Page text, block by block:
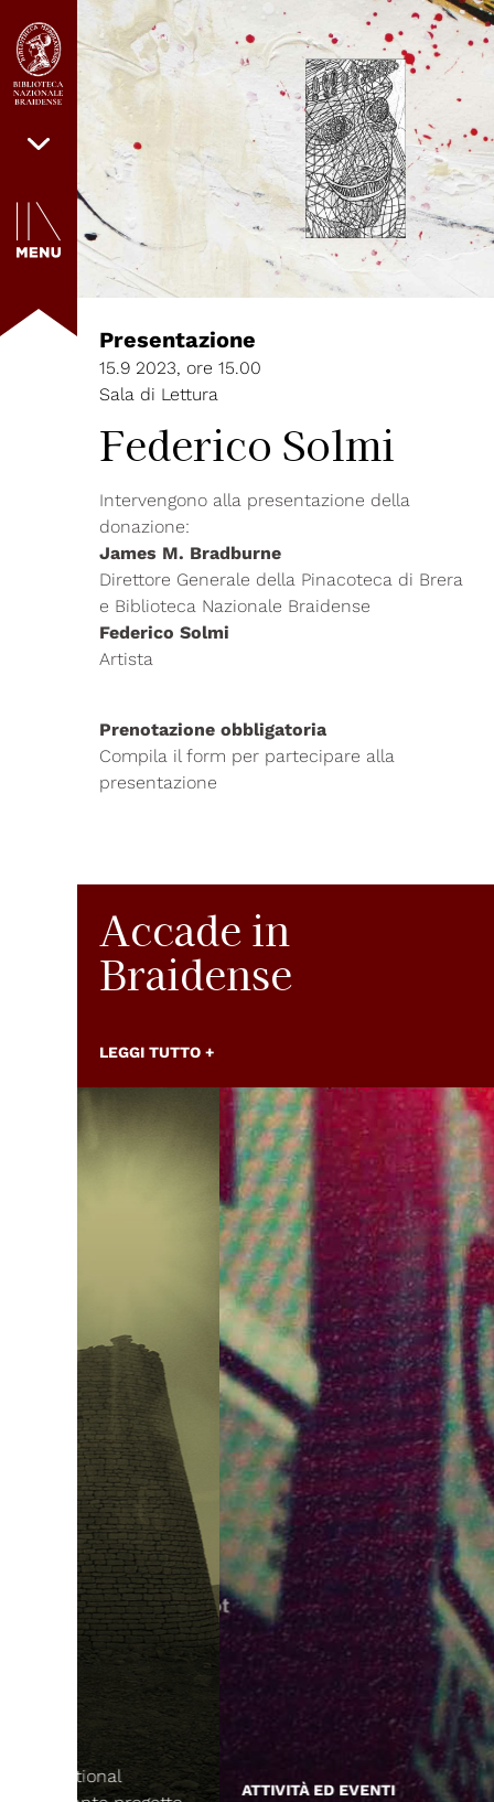
Presentazione
15.9 2023, ore 15.00
Sala di Lettura
Federico Solmi
Intervengono alla presentazione della
donazione:
James M. Bradburne
Direttore Generale della Pinacoteca di Brera
e Biblioteca Nazionale Braidense
Federico Solmi
Artista
Prenotazione obbligatoria
Compila il form per partecipare alla
presentazione
Accade in
Braidense
LEGGI TUTTO +
ATTIVITÀ ED EVENTI